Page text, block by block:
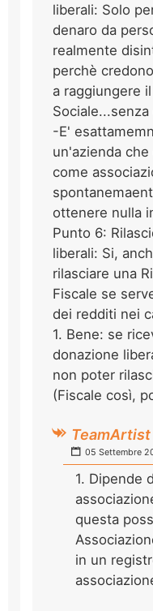
liberali: Solo
denaro da
realmente
perchè
a raggiungere
-E'
un'azienda
come
ottenere nulla
Punto 6:
liberali: Si,
rilasciare una
Fiscale se
dei redditi nei
1. Bene: se
donazione
non poter
(Fiscale così,
TeamArtist
05 Settembre
1. Dipende
questa
in un